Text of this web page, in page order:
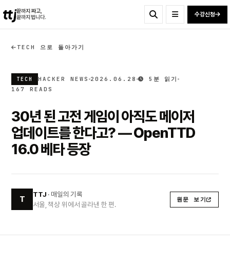
ttj끝까지 짜고,
끝까지 법니다.
수강신청
TECH 으로 돌아가기
TECH HACKER NEWS 2026.06.28
5분 읽기
167 READS
30년 된 고전 게임이 아직도 메이저
업데이트를 한다고? — OpenTTD
16.0 베타 등장
T
TTJ · 매일의 기록
서울, 책상 위에서 골라낸 한 편.
원문 보기